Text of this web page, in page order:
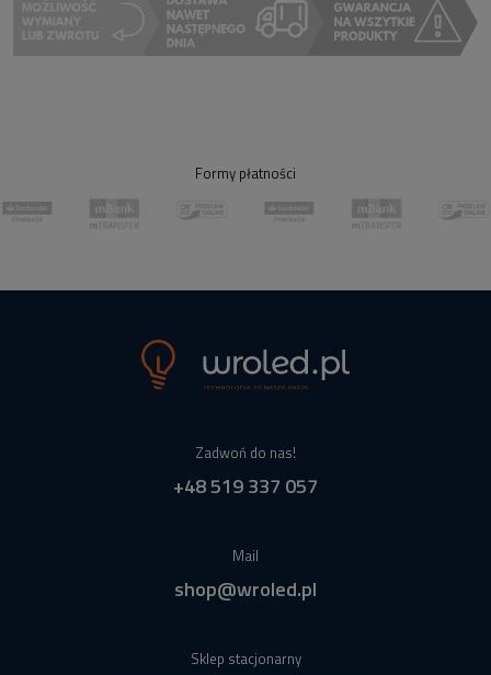
Formy płatności
Zadwoń do nas!
+48 519 337 057
Mail
shop@wroled.pl
Sklep stacjonarny